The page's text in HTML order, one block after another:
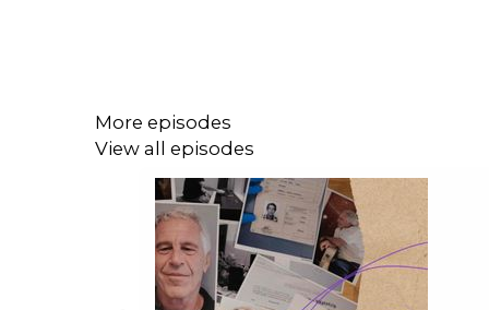
Documentation.
Cet épisode de Crime story a été préparé en
More episodes
View all episodes